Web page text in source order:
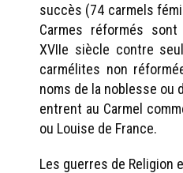
succès (74 carmels
Carmes réformés
XVIIe siècle contre
carmélites non
noms de la noblesse ou
entrent au Carmel
ou Louise de France.
Les guerres de Religion